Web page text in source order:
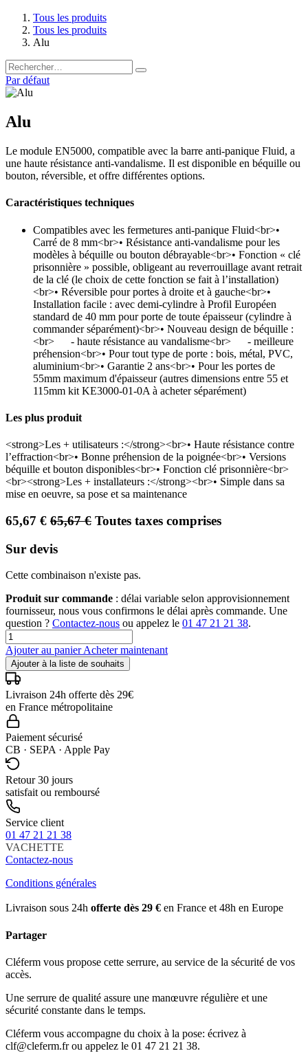
Tous les produits
Tous les produits
Alu
Par défaut
Alu
Le module EN5000, compatible avec la barre anti-panique Fluid, a
une haute résistance anti-vandalisme. Il est disponible en béquille ou
bouton, réversible, et offre différentes options.
Caractéristiques techniques
Compatibles avec les fermetures anti-panique Fluid<br>•
Carré de 8 mm<br>• Résistance anti-vandalisme pour les
modèles à béquille ou bouton débrayable<br>• Fonction « clé
prisonnière » possible, obligeant au reverrouillage avant retrait
de la clé (le choix de cette fonction se fait à l’installation)
<br>• Réversible pour portes à droite et à gauche<br>•
Installation facile : avec demi-cylindre à Profil Européen
standard de 40 mm pour porte de toute épaisseur (cylindre à
commander séparément)<br>• Nouveau design de béquille :
<br> - haute résistance au vandalisme<br> - meilleure
préhension<br>• Pour tout type de porte : bois, métal, PVC,
aluminium<br>• Garantie 2 ans<br>• Pour les portes de
55mm maximum d'épaisseur (autres dimensions entre 55 et
115mm kit KE3000-01-0A à acheter séparément)
Les plus produit
<strong>Les + utilisateurs :</strong><br>• Haute résistance contre
l’effraction<br>• Bonne préhension de la poignée<br>• Versions
béquille et bouton disponibles<br>• Fonction clé prisonnière<br>
<br><strong>Les + installateurs :</strong><br>• Simple dans sa
mise en oeuvre, sa pose et sa maintenance
65,67 € 65,67€ Toutes taxes comprises
Sur devis
Cette combinaison n'existe pas.
Produit sur commande : délai variable selon approvisionnement
fournisseur, nous vous confirmons le délai après commande. Une
question ? Contactez-nous ou appelez le 01 47 21 21 38.
Ajouter au panierAcheter maintenant
Ajouter à la liste de souhaits
Livraison 24h offerte dès 29€
en France métropolitaine
Paiement sécurisé
CB · SEPA · Apple Pay
Retour 30 jours
satisfait ou remboursé
Service client
01 47 21 21 38
VACHETTE
Contactez-nous
Conditions générales
Livraison sous 24h offerte dès 29 € en France et 48h en Europe
Partager
Cléferm vous propose cette serrure, au service de la sécurité de vos
accès.
Une serrure de qualité assure une manœuvre régulière et une
sécurité constante dans le temps.
Cléferm vous accompagne du choix à la pose: écrivez à
clf@cleferm.fr ou appelez le 01 47 21 21 38.